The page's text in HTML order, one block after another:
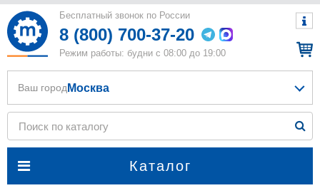
Бесплатный звонок по России
8 (800) 700-37-20
Режим работы: будни с 08:00 до 19:00
Каталог
Ваш город Москва